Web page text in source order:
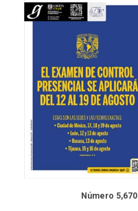
Número 5,670